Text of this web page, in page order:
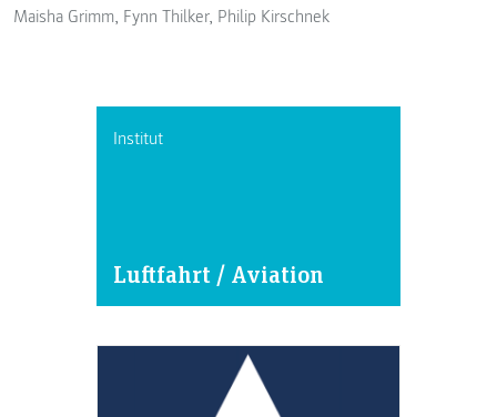
Institut
Luftfahrt / Aviation
Maisha Grimm, Fynn Thilker, Philip Kirschnek